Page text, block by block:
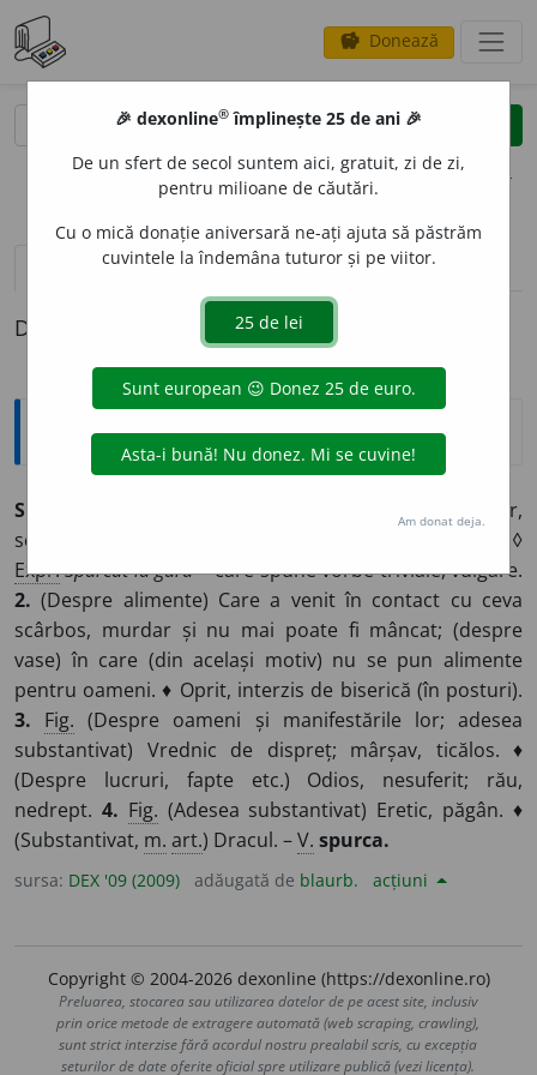
savings Donează
clear
opțiuni
definiții (1) pronunțievolume_up (3)
Definiția cu ID-ul 845926:
Explicative DEX
SPURC
Murdar; respingător,
scârbos, scârnav. ♦
(Despre vorbe) Trivial, vulgar. ◊
Expr. Spurcat la gură= care spune vorbe triviale, vulgare.
2. (Despre alimente) Care a venit în contact cu ceva
scârbos, murdar și nu mai poate fi mâncat; (despre
vase) în care (din același motiv) nu se pun alimente
pentru oameni. ♦ Oprit, interzis de biserică (în posturi).
3. Fig. (Despre oameni și manifestările lor; adesea
substantivat) Vrednic de dispreț; mârșav, ticălos. ♦
(Despre lucruri, fapte etc.) Odios, nesuferit; rău,
nedrept. 4. Fig. (Adesea substantivat) Eretic, păgân. ♦
(Substantivat, m. art.) Dracul. –V. spurca.
sursa: DEX '09 (2009) adăugată de blaurb. acțiuni
Copyright © 2004-2026 dexonline (https://dexonline.ro)
Preluarea, stocarea sau utilizarea datelor de pe acest site, inclusiv
prin orice metode de extragere automată (web scraping, crawling),
sunt strict interzise fără acordul nostru prealabil scris, cu excepția
seturilor de date oferite oficial spre utilizare publică (vezi licența).
🎉 dexonline® împlinește 25 de ani 🎉
De un sfert de secol suntem aici, gratuit, zi de zi,
pentru milioane de căutări.
Cu o mică donație aniversară ne-ați ajuta să păstrăm
cuvintele la îndemâna tuturor și pe viitor.
Am donat deja.